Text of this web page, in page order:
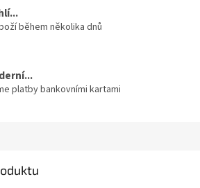
během několika dnů
platby bankovními kartami